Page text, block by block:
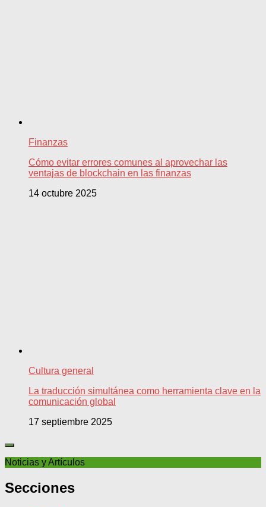
Finanzas
Cómo evitar errores comunes al aprovechar las
ventajas de blockchain en las finanzas
14 octubre 2025
Cultura general
La traducción simultánea como herramienta clave en la
comunicación global
17 septiembre 2025
Noticias y Artículos
Secciones